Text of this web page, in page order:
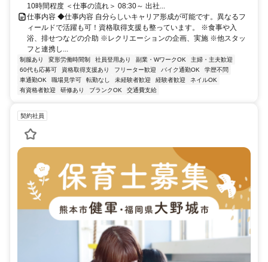
10時間程度 ＜仕事の流れ＞ 08:30～ 出社...
仕事内容 ◆仕事内容 自分らしいキャリア形成が可能です。異なるフ
ィールドで活躍も可！資格取得支援も整っています。 ※食事や入
浴、排せつなどの介助 ※レクリエーションの企画、実施 ※他スタッ
フと連携し...
制服あり 変形労働時間制 社員登用あり 副業・WワークOK
主婦・主夫歓迎
60代も応募可
資格取得支援あり フリーター歓迎 バイク通勤OK
学歴不問
車通勤OK
職場見学可 転勤なし 未経験者歓迎 経験者歓迎
ネイルOK
有資格者歓迎
研修あり ブランクOK 交通費支給
契約社員